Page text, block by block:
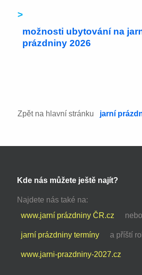
>
možnosti ubytování na
prázdniny 2026
Zpět na hlavní stránku jarní
Kde nás můžete ještě najít?
Najdete nás také na:
www.jarní prázdniny ČR.cz
nebo
jarní prázdniny termíny a příští
www.jarni-prazdniny-2027.cz